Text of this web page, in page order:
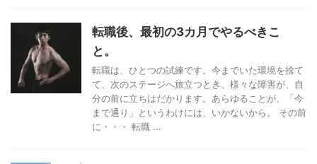
転職後、最初の3カ月でやるべきこ
と。
転職は、ひとつの試練です。今までいた環境を捨て
て、次のステージへ旅立つとき、様々な障害が、自
分の前に立ちはだかります。あらゆることが、「今
まで通り」というわけには、いかないから。 その前
に・・・ 転職 ...